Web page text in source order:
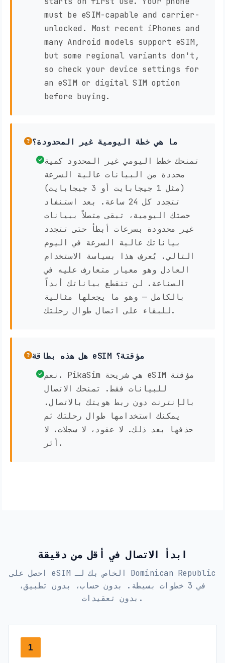
must be eSIM-capable and carrier-
unlocked. Most recent iPhones and
many Android models support eSIM,
but some regional variants don't,
so check your device settings for
an eSIM or digital SIM option
before buying.
ما هي خطة اليومية غير المحدودة؟
تمنحك خطط اليومي غير المحدود كمية
محددة من البيانات عالية السرعة
(مثل 1 جيجابايت أو 3 جيجابايت)
تتجدد كل 24 ساعة. بعد استنفاد
حصتك اليومية، تبقى متصلاً ببيانات
غير محدودة بسرعات أبطأ حتى تتجدد
بياناتك عالية السرعة في اليوم
التالي. يُعرف هذا بسياسة الاستخدام
العادل وهو معيار متعارف عليه في
الصناعة. لن تنقطع بياناتك أبداً
بالكامل — وهو ما يجعلها مثالية
للبقاء على اتصال طوال رحلتك.
هل هذه بطاقة eSIM مؤقتة؟
نعم. PikaSim هي شريحة eSIM مؤقتة
للبيانات فقط. تمنحك الاتصال
بالإنترنت دون ربط هويتك بالاتصال.
يمكنك استخدامها طوال رحلتك ثم
حذفها بعد ذلك. لا عقود، لا سجلات، لا
أثر.
ابدأ الاتصال في أقل من دقيقة
احصل على eSIM الخاص بك لـ Dominican Republic
في 3 خطوات بسيطة. بدون حساب، بدون تطبيق،
بدون تعقيدات.
1